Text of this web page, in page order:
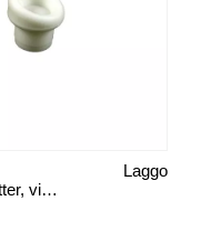
Glidskyddsfötter, vit rund
Laggo